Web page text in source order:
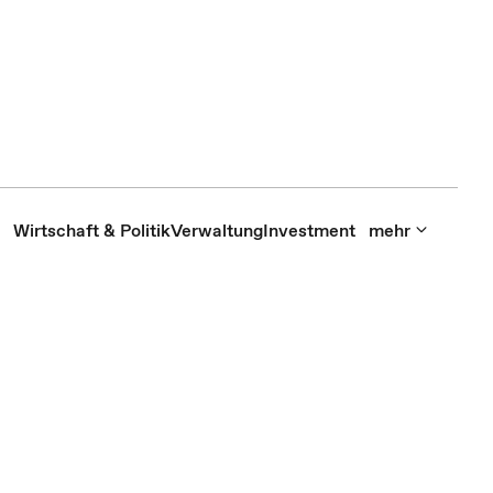
Wirtschaft & PolitikVerwaltungInvestment mehr